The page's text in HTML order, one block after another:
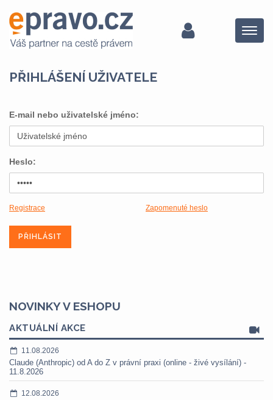
Menu
PŘIHLÁŠENÍ UŽIVATELE
E-mail nebo uživatelské jméno:
Heslo:
Registrace Zapomenuté heslo
NOVINKY V ESHOPU
AKTUÁLNÍ AKCE
11.08.2026
Claude (Anthropic) od A do Z v právní praxi (online - živé vysílání) -
11.8.2026
12.08.2026